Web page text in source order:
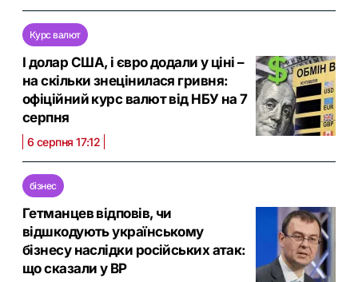
Курс валют
І долар США, і євро додали у ціні –
на скільки знецінилася гривня:
офіційний курс валют від НБУ на 7
серпня
6 серпня 17:12
бізнес
Гетманцев відповів, чи
відшкодують українському
бізнесу наслідки російських атак:
що сказали у ВР